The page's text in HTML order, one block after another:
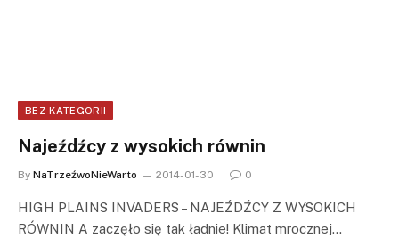
BEZ KATEGORII
Najeźdźcy z wysokich równin
By NaTrzeźwoNieWarto 2014-01-30 0
HIGH PLAINS INVADERS – NAJEŹDŹCY Z WYSOKICH
RÓWNIN A zaczęło się tak ładnie! Klimat mrocznej…